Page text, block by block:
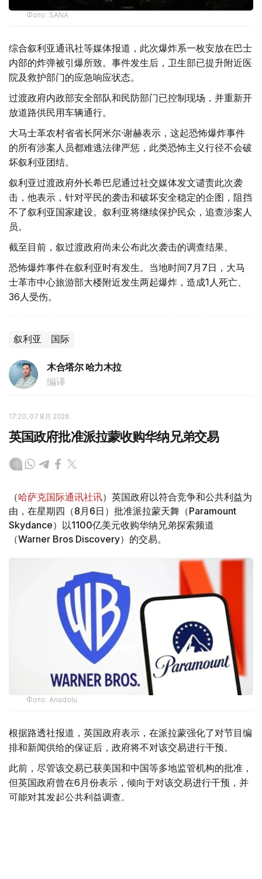
Фото: SANA
综合叙利亚通讯社等媒体报道，此次爆炸系一枚安放在巴士
内部的炸弹被引爆所致。事件发生后，卫生部已提升附近医
院及救护部门的应急响应状态。
过渡政府内政部安全部队和民防部门已控制现场，并重新开
放道路供民用车辆通行。
大马士革农村省省长阿米尔·谢赫表示，这起恐怖爆炸事件
的所有涉案人员都难逃法律严惩，此类恐怖主义行径不会破
坏叙利亚团结。
叙利亚过渡政府外长希巴尼通过社交媒体发文谴责此次袭
击，他表示，针对平民的袭击和破坏安全稳定的企图，阻挡
不了叙利亚国家建设。叙利亚将继续保护民众，追查涉案人
员。
截至目前，叙过渡政府尚未公布此次袭击的调查结果。
恐怖爆炸事件在叙利亚时有发生。当地时间7月7日，大马
士革市中心旅游部大楼附近发生两起爆炸，造成1人死亡、
36人受伤。
叙利亚 国际
木合塔尔 哈力木拉
编译
17:20, 07 8月 2026
英国政府批准派拉蒙收购华纳兄弟交易
（哈萨克国际通讯社讯）英国政府以符合竞争和公共利益为
由，在星期四（8月6日）批准派拉蒙天舞（Paramount
Skydance）以1100亿美元收购华纳兄弟探索频道
（Warner Bros Discovery）的交易。
Фото: Аnadolu
根据路透社报道，英国政府表示，在派拉蒙强化了对节目编
排和新闻供给的保证后，政府将不对该交易进行干预。
此前，尽管该交易已获美国和中国等多地监管机构的批准，
但英国政府曾在6月份表示，倾向于对该交易进行干预，并
可能对其发起公共利益调查。